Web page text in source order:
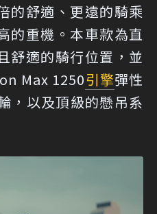
的舒適、更遠的騎乘
的重機。本車款為直
舒適的騎行位置，並
Max 1250引擎彈性
，以及頂級的懸吊系